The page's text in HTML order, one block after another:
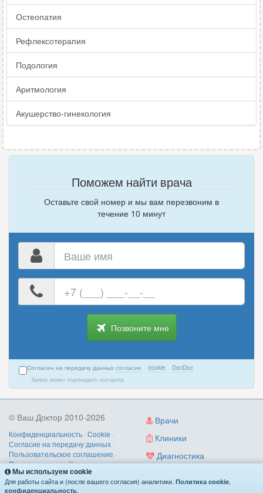
Остеопатия
Рефлексотерапия
Подология
Аритмология
Акушерство-гинекология
Поможем найти врача
Оставьте свой номер и мы вам перезвоним в
течение 10 минут
номер
телефона
Позвоните мне
Согласен на передачу данных согласие · cookie · DocDoc
Заявку может подтвердить кол-центр.
Врачи
Клиники
Диагностика
© Ваш Доктор 2010-2026
Конфиденциальность · Cookie ·
Согласие на передачу данных ·
Пользовательское соглашение ·
Правила записи·Контакты
О нас/как работает/поиск по
симптомам
Мы используем cookie
Для работы сайта и (после вашего согласия) аналитики. Политика cookie,
конфиденциальность.